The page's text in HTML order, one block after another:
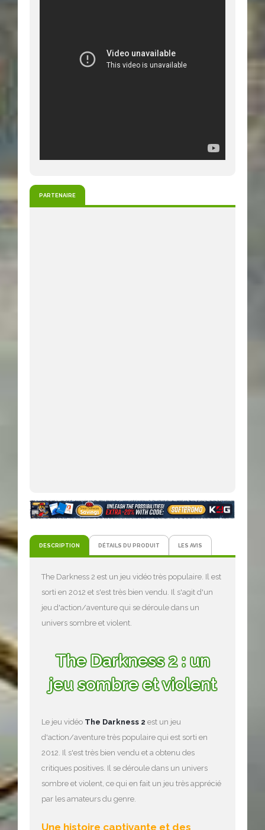
PARTENAIRE
DESCRIPTION DÉTAILS DU PRODUIT LES AVIS
The Darkness 2 est un jeu vidéo très populaire. Il est
sorti en 2012 et s'est très bien vendu. Il s'agit d'un
jeu d'action/aventure qui se déroule dans un
univers sombre et violent.
The Darkness 2 : un
jeu sombre et violent
Le jeu vidéo The Darkness 2 est un jeu
d'action/aventure très populaire qui est sorti en
2012. Il s'est très bien vendu et a obtenu des
critiques positives. Il se déroule dans un univers
sombre et violent, ce qui en fait un jeu très apprécié
par les amateurs du genre.
Une histoire captivante et des